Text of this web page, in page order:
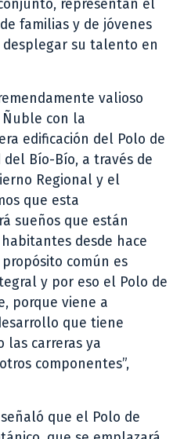
representan el
familias y de jóvenes
su talento en
valioso
Ñuble con la
edificación del Polo de
Bío-Bío, a través de
Regional y el
que esta
sueños que están
desde hace
común es
y por eso el Polo de
porque viene a
que tiene
las carreras ya
componentes”,
que el Polo de